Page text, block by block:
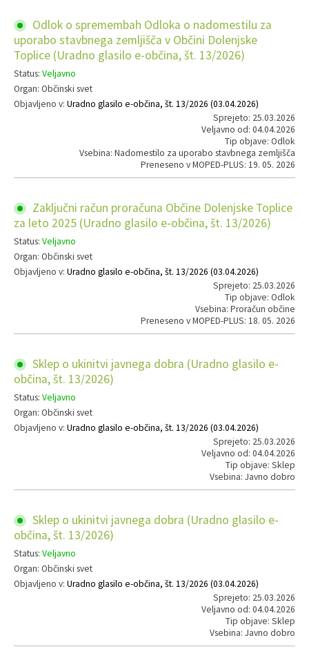
Odlok o spremembah Odloka o nadomestilu za
uporabo stavbnega zemljišča v Občini Dolenjske
Toplice (Uradno glasilo e-občina, št. 13/2026)
Status: Veljavno
Organ: Občinski svet
Objavljeno v: Uradno glasilo e-občina, št. 13/2026 (03.04.2026)
Sprejeto: 25.03.2026
Veljavno od: 04.04.2026
Tip objave: Odlok
Vsebina: Nadomestilo za uporabo stavbnega zemljišča
Preneseno v MOPED-PLUS: 19. 05. 2026
Zaključni račun proračuna Občine Dolenjske Toplice
za leto 2025 (Uradno glasilo e-občina, št. 13/2026)
Status: Veljavno
Organ: Občinski svet
Objavljeno v: Uradno glasilo e-občina, št. 13/2026 (03.04.2026)
Sprejeto: 25.03.2026
Tip objave: Odlok
Vsebina: Proračun občine
Preneseno v MOPED-PLUS: 18. 05. 2026
Sklep o ukinitvi javnega dobra (Uradno glasilo e-
občina, št. 13/2026)
Status: Veljavno
Organ: Občinski svet
Objavljeno v: Uradno glasilo e-občina, št. 13/2026 (03.04.2026)
Sprejeto: 25.03.2026
Veljavno od: 04.04.2026
Tip objave: Sklep
Vsebina: Javno dobro
Sklep o ukinitvi javnega dobra (Uradno glasilo e-
občina, št. 13/2026)
Status: Veljavno
Organ: Občinski svet
Objavljeno v: Uradno glasilo e-občina, št. 13/2026 (03.04.2026)
Sprejeto: 25.03.2026
Veljavno od: 04.04.2026
Tip objave: Sklep
Vsebina: Javno dobro